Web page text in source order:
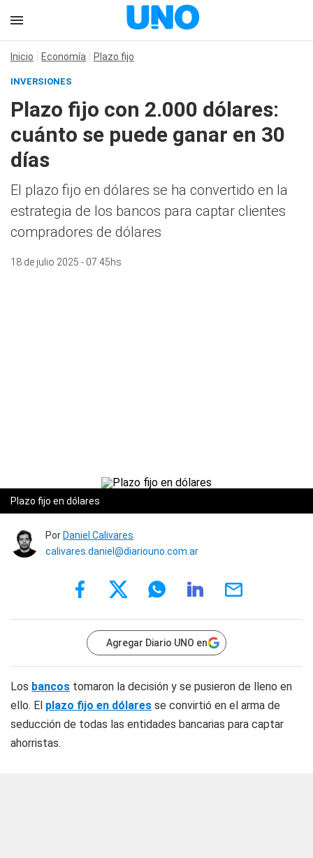
Inicio Economía Plazo fijo
INVERSIONES
Plazo fijo con 2.000 dólares:
cuánto se puede ganar en 30
días
El plazo fijo en dólares se ha convertido en la
estrategia de los bancos para captar clientes
compradores de dólares
18 de julio 2025 - 07:45hs
Plazo fijo en dólares
Por Daniel Calivares
calivares.daniel@diariouno.com.ar
Agregar Diario UNO en
Los bancos tomaron la decisión y se pusieron de lleno en
ello. El plazo fijo en dólares se convirtió en el arma de
seducción de todas las entidades bancarias para captar
ahorristas.